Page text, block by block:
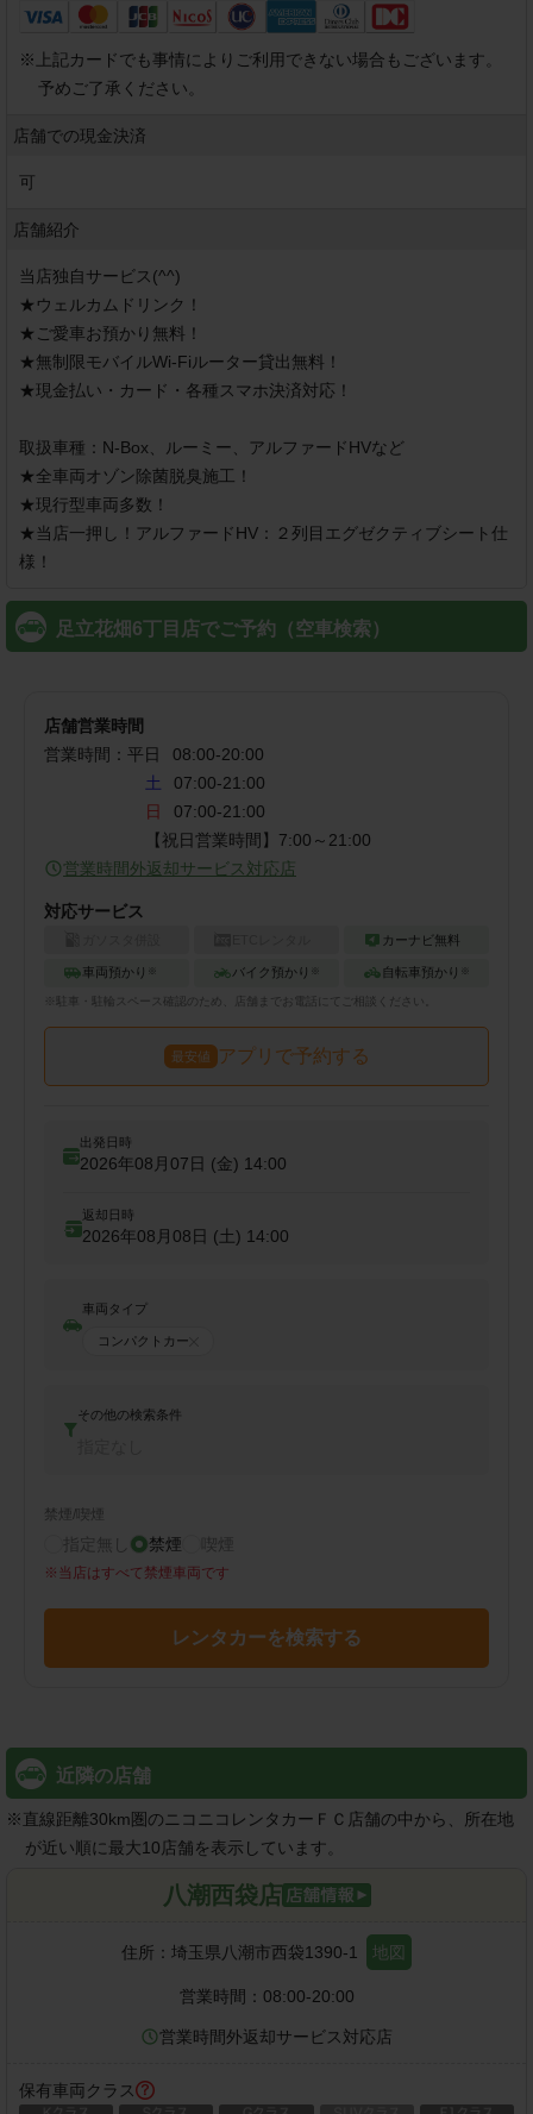
※
上記カードでも事情によりご利用できない場合もございます。
予めご了承ください。
店舗での現金決済
可
店舗紹介
当店独自サービス(^^)
★ウェルカムドリンク！
★ご愛車お預かり無料！
★無制限モバイルWi-Fiルーター貸出無料！
★現金払い・カード・各種スマホ決済対応！
取扱車種：N-Box、ルーミー、アルファードHVなど
★全車両オゾン除菌脱臭施工！
★現行型車両多数！
★当店一押し！アルファードHV：２列目エグゼクティブシート仕
足立花畑6丁目店でご予約（空車検索）
店舗営業時間
営業時間： 平日 08:00-20:00
土
07:00-21:00
日
07:00-21:00
営業時間外返却サービス対応店
対応サービス
カーナビ無料
車両預かり ※ バイク預かり ※ 自転車預かり ※
※ 駐車・駐輪 スペース確認のため、店舗までお電話にてご相談ください。
最安値 アプリで予約する
出発日時
2026年08月07日 (金) 14:00
返却日時
2026年08月08日 (土) 14:00
車両タイプ
コンパクトカー
その他の検索条件
禁煙/喫煙
指定無し 禁煙 喫煙
※ 当店はすべて禁煙車両です
レンタカーを検索する
近隣の店舗
※直線距離30km圏のニコニコレンタカーＦＣ店舗の中から、所在地
が近い順に最大10店舗を表示しています。
八潮西袋店
住所： 埼玉県八潮市西袋1390-1 地図
営業時間： 08:00-20:00
営業時間外返却サービス対応店
保有車両クラス